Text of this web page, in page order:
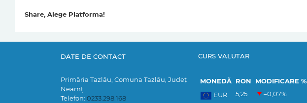
Share, Alege Platforma!
DATE DE CONTACT
Primăria Tazlău, Comuna Tazlău, Județ
Neamț
Telefon: 0233.298.168
CURS VALUTAR
MONEDĂ RON
MODIFICARE %
EUR
5,25 –0,07%